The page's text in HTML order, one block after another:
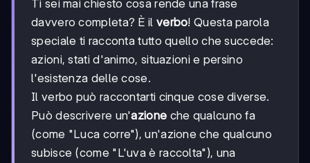
Ti sei mai chiesto cosa rende una frase
davvero completa? È il verbo! Questa parola
speciale ti racconta tutto quello che succede:
azioni, stati d'animo, situazioni e persino
l'esistenza delle cose.
Il verbo può raccontarti cinque cose diverse.
Può descrivere un'azione che qualcuno fa
(come "Luca corre"), un'azione che qualcuno
subisce (come "L'uva è raccolta"), una